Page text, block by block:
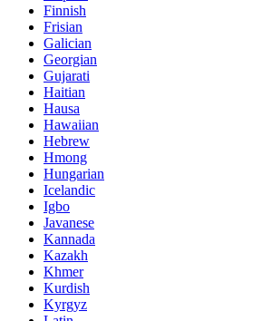
Finnish
Frisian
Galician
Georgian
Gujarati
Haitian
Hausa
Hawaiian
Hebrew
Hmong
Hungarian
Icelandic
Igbo
Javanese
Kannada
Kazakh
Khmer
Kurdish
Kyrgyz